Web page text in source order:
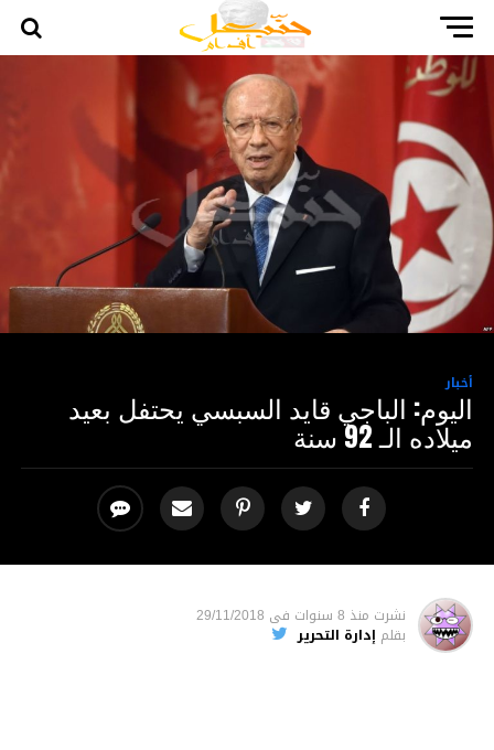
أخبار
اليوم: الباجي قايد السبسي يحتفل بعيد
ميلاده الـ 92 سنة
نشرت منذ 8 سنوات فى 29/11/2018
بقلم إدارة التحرير